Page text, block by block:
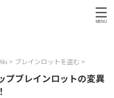
> ブレインロットを盗む >
プブレインロットの変異